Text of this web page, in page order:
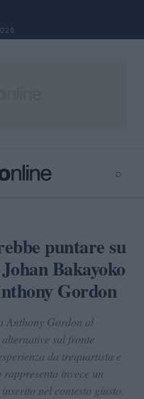
⌕
puntare su
Bakayoko
Gordon
Anthony Gordon al
sul fronte
da trequartista e
invece un
nel contesto giusto.